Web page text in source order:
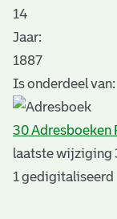
14
Jaar:
1887
Is onderdeel van:
30 Adresboeken
laatste wijziging
1 gedigitaliseerd